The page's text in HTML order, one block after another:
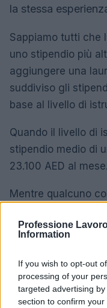
Professione
Information
If you wish to opt-out
processing of your
targeted advertising
section to confirm
la stessa
Sappiamo tutti che
uno stipendio più
aggiungere una
suddiviso gli
base al livello di
Quando il livello di
stipendio medio di
23.100 AED al mese.
Mentre qualcuno
rispetto a chi ha
ingegnere
istruzione negli